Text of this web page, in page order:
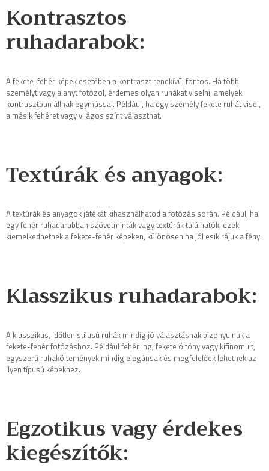
Kontrasztos
ruhadarabok:
A fekete-fehér képek esetében a kontraszt rendkívül fontos. Ha több
személyt vagy alanyt fotózol, érdemes olyan ruhákat viselni, amelyek
kontrasztban állnak egymással. Például, ha egy személy fekete ruhát visel,
a másik fehéret vagy világos színt választhat.
Textúrák és anyagok:
A textúrák és anyagok játékát kihasználhatod a fotózás során. Például, ha
egy fehér ruhadarabban szövetminták vagy textúrák találhatók, ezek
kiemelkedhetnek a fekete-fehér képeken, különösen ha jól esik rájuk a fény.
Klasszikus ruhadarabok:
A klasszikus, időtlen stílusú ruhák mindig jó választásnak bizonyulnak a
fekete-fehér fotózáshoz. Például fehér ing, fekete öltöny vagy kifinomult,
egyszerű ruhaköltemények mindig elegánsak és megfelelőek lehetnek az
ilyen típusú képekhez.
Egzotikus vagy érdekes
kiegészítők: